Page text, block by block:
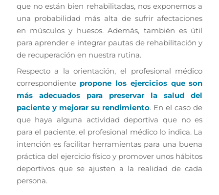
que no están bien rehabilitadas, nos exponemos a
una probabilidad más alta de sufrir afectaciones
en músculos y huesos. Además, también es útil
para aprender e integrar pautas de rehabilitación y
de recuperación en nuestra rutina.
Respecto a la orientación, el profesional médico
correspondiente propone los ejercicios que son
más adecuados para preservar la salud del
paciente y mejorar su rendimiento. En el caso de
que haya alguna actividad deportiva que no es
para el paciente, el profesional médico lo indica. La
intención es facilitar herramientas para una buena
práctica del ejercicio físico y promover unos hábitos
deportivos que se ajusten a la realidad de cada
persona.